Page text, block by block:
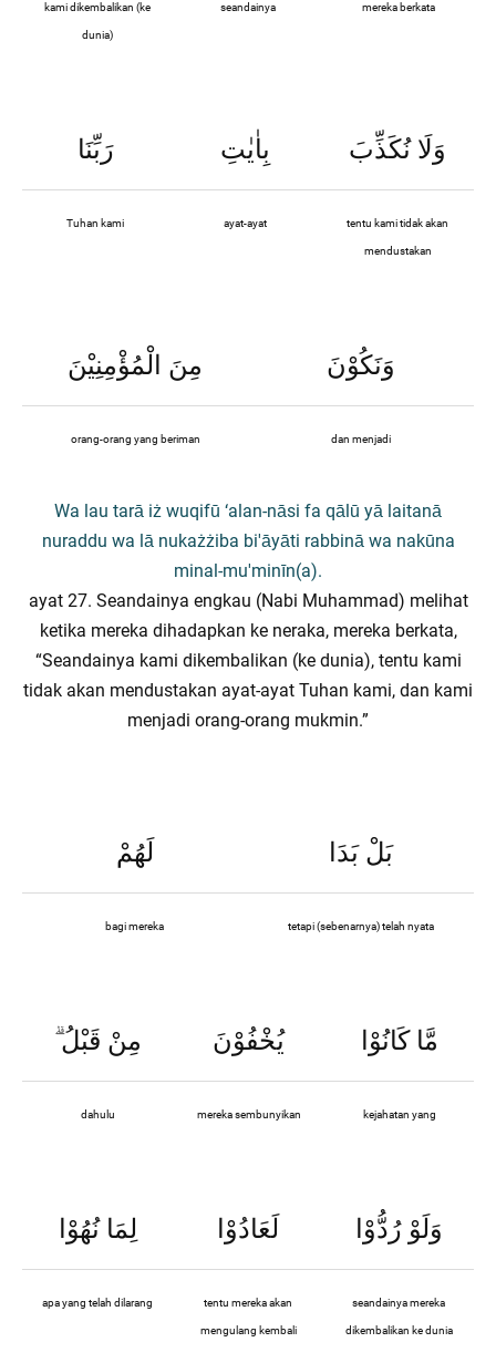
kami dikembalikan (ke
dunia)
seandainya mereka berkata
رَبِّنَا بِاٰيٰتِ وَلَا نُكَذِّبَ
Tuhan kami ayat-ayat tentu kami tidak akan
mendustakan
مِنَ الْمُؤْمِنِيْنَ وَنَكُوْنَ
orang-orang yang beriman dan menjadi
Wa lau tarā iż wuqifū ‘alan-nāsi fa qālū yā laitanā
nuraddu wa lā nukażżiba bi'āyāti rabbinā wa nakūna
minal-mu'minīn(a).
ayat 27. Seandainya engkau (Nabi Muhammad) melihat
ketika mereka dihadapkan ke neraka, mereka berkata,
“Seandainya kami dikembalikan (ke dunia), tentu kami
tidak akan mendustakan ayat-ayat Tuhan kami, dan kami
menjadi orang-orang mukmin.”
لَهُمْ بَلْ بَدَا
bagi mereka tetapi (sebenarnya) telah nyata
ۗمِنْ قَبْلُ يُخْفُوْنَ مَّا كَانُوْا
dahulu mereka sembunyikan kejahatan yang
لِمَا نُهُوْا لَعَادُوْا وَلَوْ رُدُّوْا
apa yang telah dilarang tentu mereka akan
mengulang kembali
seandainya mereka
dikembalikan ke dunia